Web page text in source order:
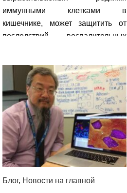
иммунными клетками в
кишечнике, может защитить от
последствий воспалительных
Блог, Новости на главной